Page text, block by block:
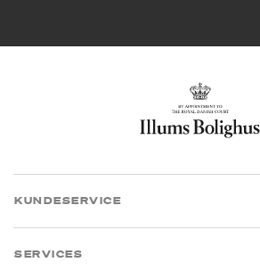
KUNDESERVICE
SERVICES